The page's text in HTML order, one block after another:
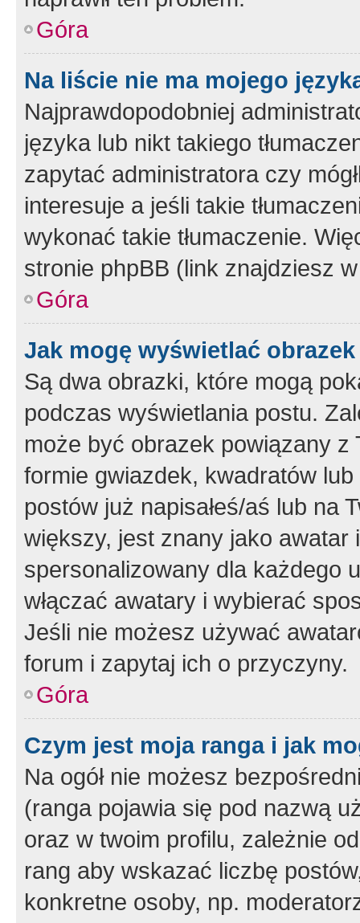
Góra
Na liście nie ma mojego
Najprawdopodobniej
języka lub nikt takiego
zapytać administratora czy
interesuje a jeśli takie
wykonać takie tłumaczenie.
stronie phpBB (link znajdziesz
Góra
Jak mogę wyświetlać
Są dwa obrazki, które mogą
podczas wyświetlania postu.
może być obrazek powiązany z
formie gwiazdek, kwadratów
postów już napisałeś/aś lub na
większy, jest znany jako
spersonalizowany dla każdego
włączać awatary i wybierać
Jeśli nie możesz używać
forum i zapytaj ich o przyczyny.
Góra
Czym jest moja ranga i jak
Na ogół nie możesz
(ranga pojawia się pod nazwą
oraz w twoim profilu, zależnie
rang aby wskazać liczbę
konkretne osoby, np.